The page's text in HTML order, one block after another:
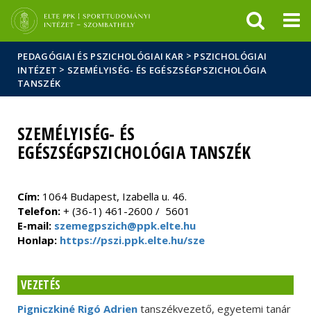
Hírek
Események
ELTE a
sajtóban
PEDAGÓGIAI ÉS PSZICHOLÓGIAI KAR > PSZICHOLÓGIAI
INTÉZET > SZEMÉLYISÉG- ÉS EGÉSZSÉGPSZICHOLÓGIA
TANSZÉK
SZEMÉLYISÉG- ÉS
EGÉSZSÉGPSZICHOLÓGIA TANSZÉK
Cím: 1064 Budapest, Izabella u. 46.
Telefon: + (36-1) 461-2600 / 5601
E-mail: szemegpszich@ppk.elte.hu
Honlap: https://pszi.ppk.elte.hu/sze
VEZETÉS
Pigniczkiné Rigó Adrien tanszékvezető, egyetemi tanár